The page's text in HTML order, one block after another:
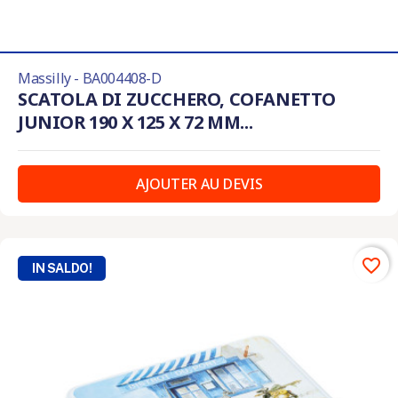
Massilly - BA004408-D
SCATOLA DI ZUCCHERO, COFANETTO
JUNIOR 190 X 125 X 72 MM...
AJOUTER AU DEVIS
IN SALDO! favorite_border